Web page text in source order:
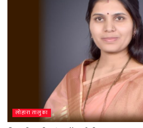
लोहारा तालुका